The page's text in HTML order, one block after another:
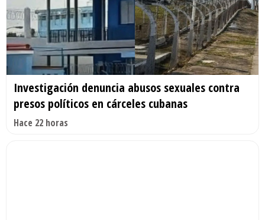
Investigación denuncia abusos sexuales contra
presos políticos en cárceles cubanas
Hace 22 horas